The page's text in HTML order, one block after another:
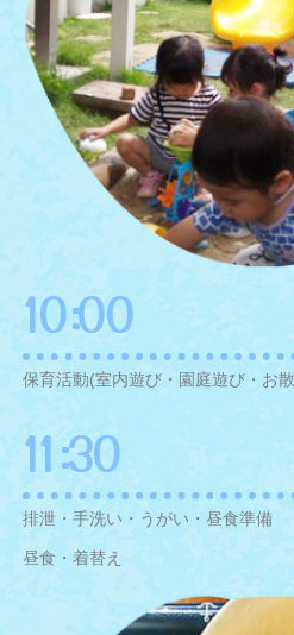
10:00
保育活動(室内遊び・園庭遊び・お
11:30
排泄・手洗い・うがい・昼食準備
昼食・着替え